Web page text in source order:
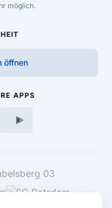
möglich.
öffnen
APPS